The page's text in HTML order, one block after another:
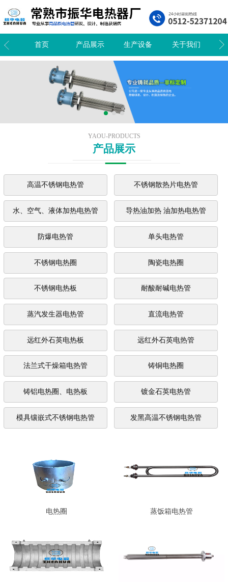
首页 产品展示 生产设备 关于我们
YAOU-PRODUCTS
产品展示
高温不锈钢电热管 不锈钢散热片电热管
水、空气、液体加热电热管 导热油加热 油加热电热管
防爆电热管 单头电热管
不锈钢电热圈 陶瓷电热圈
不锈钢电热板 耐酸耐碱电热管
蒸汽发生器电热管 直流电热管
远红外石英电热板 远红外石英电热管
法兰式干燥箱电热管 铸铜电热圈
铸铝电热圈、电热板 镀金石英电热管
模具镶嵌式不锈钢电热管 发黑高温不锈钢电热管
电热圈 蒸饭箱电热管